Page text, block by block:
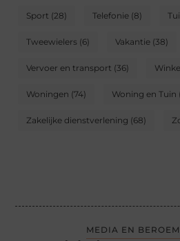
Sport (28) Telefonie (8)
Tweewielers (6) Vakantie (38)
Vervoer en transport (36)
Woningen (74) Woning en Tuin
Zakelijke dienstverlening (68)
MEDIA EN